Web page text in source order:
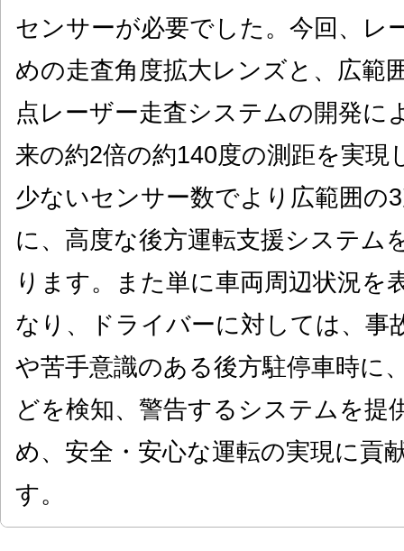
センサーが必要でした。今回、レ
めの走査角度拡大レンズと、広範
点レーザー走査システムの開発に
来の約2倍の約140度の測距を実
少ないセンサー数でより広範囲の
に、高度な後方運転支援システム
ります。また単に車両周辺状況を
なり、ドライバーに対しては、事
や苦手意識のある後方駐停車時に
どを検知、警告するシステムを提
め、安全・安心な運転の実現に貢
す。